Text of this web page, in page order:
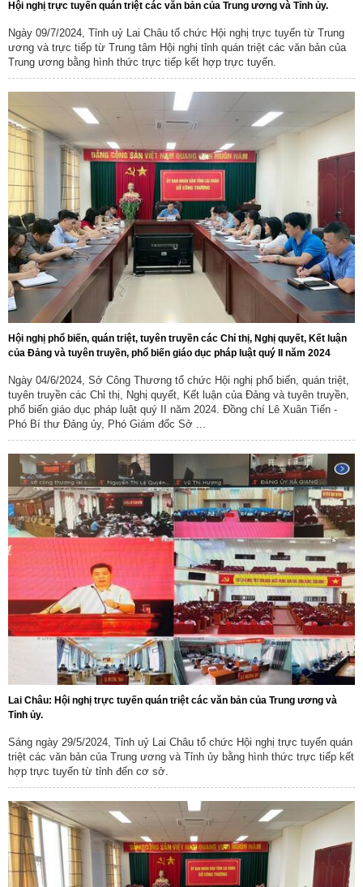
Hội nghị trực tuyến quán triệt các văn bản của Trung ương và Tỉnh ủy.
Ngày 09/7/2024, Tỉnh uỷ Lai Châu tổ chức Hội nghị trực tuyến từ Trung
ương và trực tiếp từ Trung tâm Hội nghị tỉnh quán triệt các văn bản của
Trung ương bằng hình thức trực tiếp kết hợp trực tuyến.
Hội nghị phổ biến, quán triệt, tuyên truyền các Chỉ thị, Nghị quyết, Kết luận
của Đảng và tuyên truyền, phổ biến giáo dục pháp luật quý II năm 2024
Ngày 04/6/2024, Sở Công Thương tổ chức Hội nghị phổ biến, quán triệt,
tuyên truyền các Chỉ thị, Nghị quyết, Kết luận của Đảng và tuyên truyền,
phổ biến giáo dục pháp luật quý II năm 2024. Đồng chí Lê Xuân Tiến -
Phó Bí thư Đảng ủy, Phó Giám đốc Sở ...
Lai Châu: Hội nghị trực tuyến quán triệt các văn bản của Trung ương và
Tỉnh ủy.
Sáng ngày 29/5/2024, Tỉnh uỷ Lai Châu tổ chức Hội nghị trực tuyến quán
triệt các văn bản của Trung ương và Tỉnh ủy bằng hình thức trực tiếp kết
hợp trực tuyến từ tỉnh đến cơ sở.